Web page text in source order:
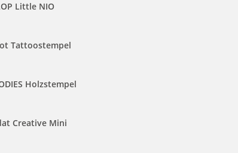
Little NIO
Tattoostempel
Holzstempel
Creative Mini